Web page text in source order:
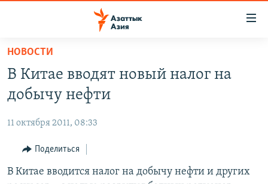
Вернуться
основному
содержанию
навигации
Вернутся
КАЗАХСТАН
УЗБЕКИСТАН
ТАДЖИКИСТАН
НОВОСТИ
ВОЙНА В УКРАИНЕ
НА ДРУГИХ ЯЗЫКАХ
ҚАЗАҚША
КЫРГЫЗЧА
НОВОСТИ
В Китае вводят новый налог на
добычу нефти
11 октября 2011, 08:33
Поделиться
В Китае вводится налог на добычу нефти и других